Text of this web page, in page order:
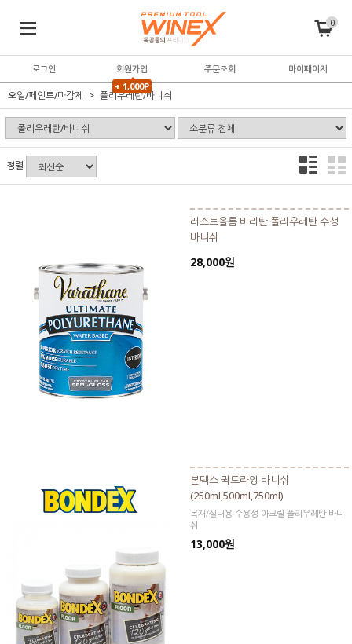
0
로그인
회원가입
+ 1,000P
주문조회 마이페이지
오일/페인트/마감제 폴리우레탄/바니쉬
정렬
러스트올름 바라탄 폴리우레탄 수성
바니쉬
28,000원
본덱스 퀵드라잉 바니쉬
(250ml,500ml,750ml)
목재/실내용 수용성 아크릴 폴리우레탄 바니
쉬
13,000원